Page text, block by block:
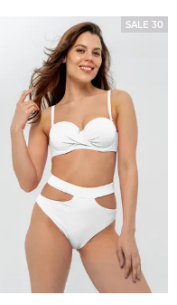
SALE 30